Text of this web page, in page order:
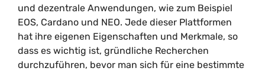
und dezentrale Anwendungen, wie zum Beispiel
EOS, Cardano und NEO. Jede dieser Plattformen
hat ihre eigenen Eigenschaften und Merkmale, so
dass es wichtig ist, gründliche Recherchen
durchzuführen, bevor man sich für eine bestimmte